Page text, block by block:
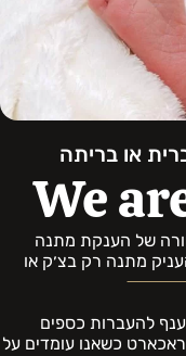
או בריתה
We
הבשורה של הענקת מתנה
מתנה רק בצ׳ק או
להעברות כספים
כשאנו עומדים על